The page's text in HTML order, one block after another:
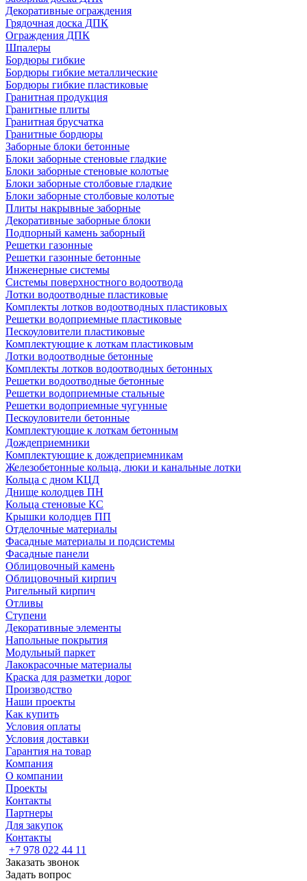
Декоративные ограждения
Грядочная доска ДПК
Ограждения ДПК
Шпалеры
Бордюры гибкие
Бордюры гибкие металлические
Бордюры гибкие пластиковые
Гранитная продукция
Гранитные плиты
Гранитная брусчатка
Гранитные бордюры
Заборные блоки бетонные
Блоки заборные стеновые гладкие
Блоки заборные стеновые колотые
Блоки заборные столбовые гладкие
Блоки заборные столбовые колотые
Плиты накрывные заборные
Декоративные заборные блоки
Подпорный камень заборный
Решетки газонные
Решетки газонные бетонные
Инженерные системы
Системы поверхностного водоотвода
Лотки водоотводные пластиковые
Комплекты лотков водоотводных пластиковых
Решетки водоприемные пластиковые
Пескоуловители пластиковые
Комплектующие к лоткам пластиковым
Лотки водоотводные бетонные
Комплекты лотков водоотводных бетонных
Решетки водоотводные бетонные
Решетки водоприемные стальные
Решетки водоприемные чугунные
Пескоуловители бетонные
Комплектующие к лоткам бетонным
Дождеприемники
Комплектующие к дождеприемникам
Железобетонные кольца, люки и канальные лотки
Кольца с дном КЦД
Днище колодцев ПН
Кольца стеновые КС
Крышки колодцев ПП
Отделочные материалы
Фасадные материалы и подсистемы
Фасадные панели
Облицовочный камень
Облицовочный кирпич
Ригельный кирпич
Отливы
Ступени
Декоративные элементы
Напольные покрытия
Модульный паркет
Лакокрасочные материалы
Краска для разметки дорог
Производство
Наши проекты
Как купить
Условия оплаты
Условия доставки
Гарантия на товар
Компания
О компании
Проекты
Контакты
Партнеры
Для закупок
Контакты
+7 978 022 44 11
Заказать звонок
Задать вопрос